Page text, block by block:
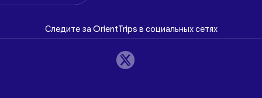
Следите за OrientTrips в социальных сетях